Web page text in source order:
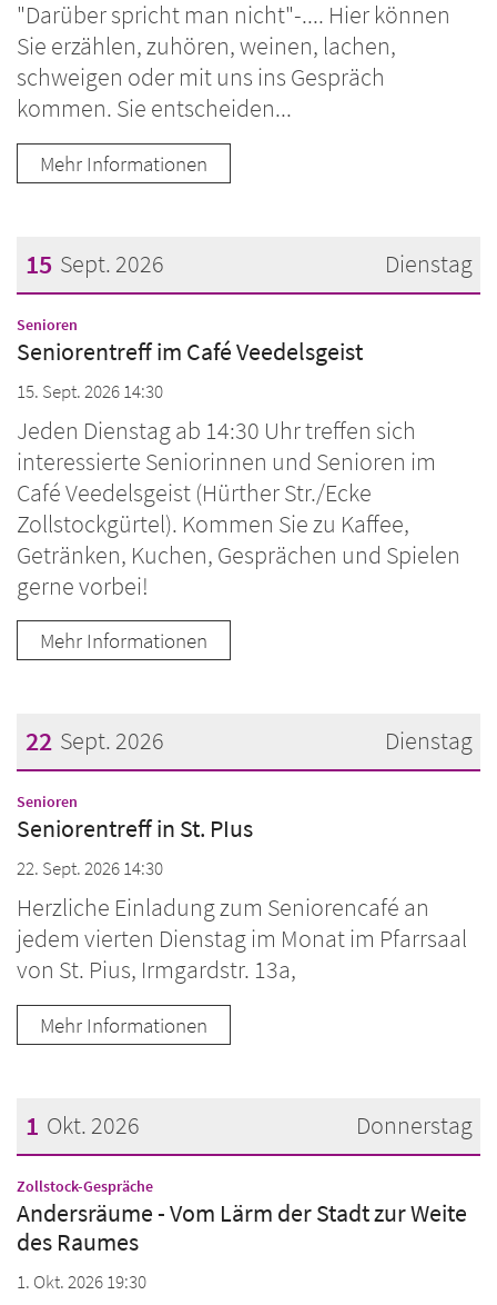
"Darüber spricht man nicht"-.... Hier können
Sie erzählen, zuhören, weinen, lachen,
schweigen oder mit uns ins Gespräch
kommen. Sie entscheiden...
Mehr Informationen
Dienstag
15 Sept. 2026
Datum: 15. September 2026
Senioren
Seniorentreff im Café Veedelsgeist
15. Sept. 2026 14:30
Jeden Dienstag ab 14:30 Uhr treffen sich
interessierte Seniorinnen und Senioren im
Café Veedelsgeist (Hürther Str./Ecke
Zollstockgürtel). Kommen Sie zu Kaffee,
Getränken, Kuchen, Gesprächen und Spielen
gerne vorbei!
Mehr Informationen
Dienstag
22 Sept. 2026
Datum: 22. September 2026
Senioren
Seniorentreff in St. PIus
22. Sept. 2026 14:30
Herzliche Einladung zum Seniorencafé an
jedem vierten Dienstag im Monat im Pfarrsaal
von St. Pius, Irmgardstr. 13a,
Mehr Informationen
Donnerstag
1 Okt. 2026
Datum: 1. Oktober 2026
Zollstock-Gespräche:
Andersräume - Vom Lärm der Stadt zur Weite
des Raumes
1. Okt. 2026 19:30